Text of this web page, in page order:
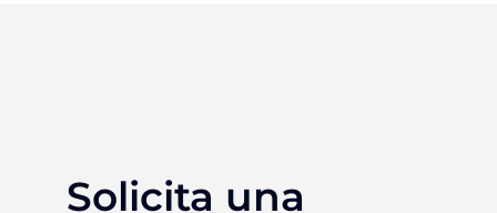
Solicita una